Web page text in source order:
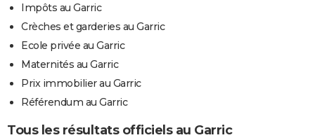
Impôts au Garric
Crèches et garderies au Garric
Ecole privée au Garric
Maternités au Garric
Prix immobilier au Garric
Référendum au Garric
Tous les résultats officiels au Garric